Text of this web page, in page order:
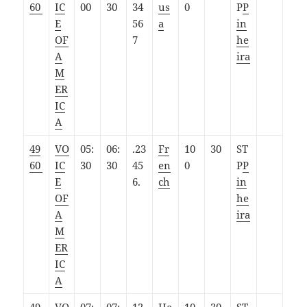
60
IC
E
OF
A
M
ER
IC
A
00 30
34
56
7
us
a
0 PP
in
he
ira
49
60
VO
IC
E
OF
A
M
ER
IC
A
05:
30
06:
30
.23
45
6.
Fr
en
ch
10
0
30
ST
PP
in
he
ira